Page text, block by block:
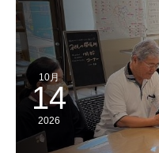
10月
14
2026